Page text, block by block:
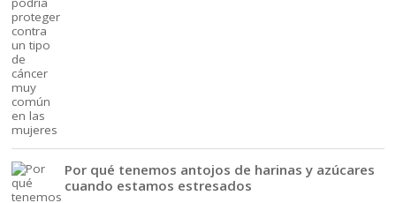
Por qué tenemos antojos de harinas y azúcares
cuando estamos estresados